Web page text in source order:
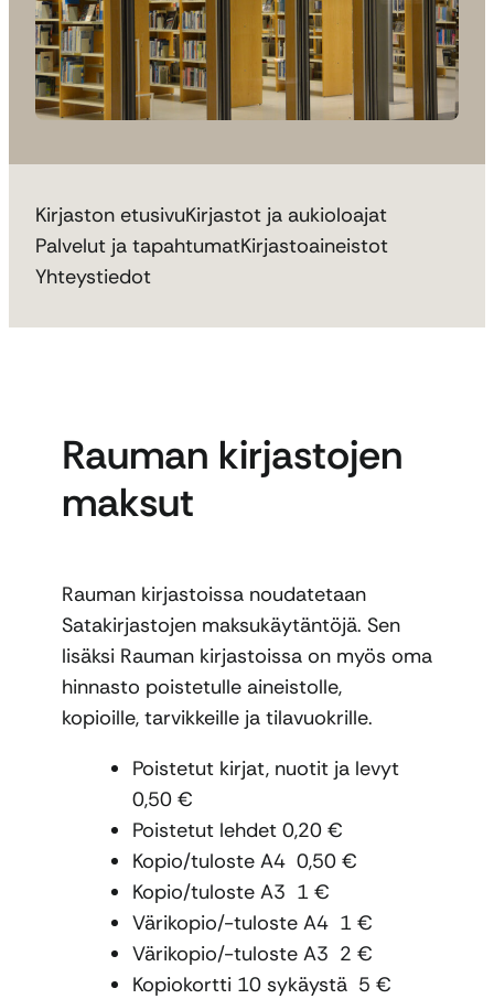
Kirjaston etusivuKirjastot ja aukioloajat
Palvelut ja tapahtumatKirjastoaineistot
Yhteystiedot
Rauman kirjastojen
maksut
Rauman kirjastoissa noudatetaan
Satakirjastojen maksukäytäntöjä. Sen
lisäksi Rauman kirjastoissa on myös oma
hinnasto poistetulle aineistolle,
kopioille, tarvikkeille ja tilavuokrille.
Poistetut kirjat, nuotit ja levyt
0,50 €
Poistetut lehdet 0,20 €
Kopio/tuloste A4 0,50 €
Kopio/tuloste A3 1 €
Värikopio/-tuloste A4 1 €
Värikopio/-tuloste A3 2 €
Kopiokortti 10 sykäystä 5 €